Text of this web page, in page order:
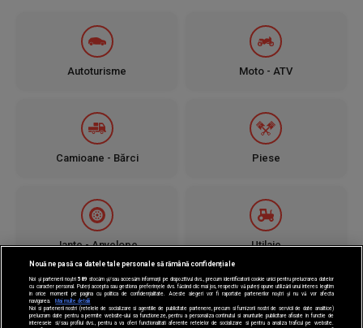
Autoturisme Moto - ATV
Camioane - Bărci Piese
Jante - Anvelope Utilaje
Nouă ne pasă ca datele tale personale să rămână confidențiale
Noi și partenerii noștri 589 stocăm și/sau accesăm informații pe dispozitivul dvs., precum identificatorii cookie unici pentru prelucrarea datelor
cu caracter personal. Puteți accepta sau gestiona preferințele dvs. făcând clic mai jos, respectiv vă puteți opune utilizării unui interes legitim
în orice moment pe pagina cu politica de confidențialitate. Aceste alegeri vor fi raportate partenerilor noștri și nu vă vor afecta
navigarea.
Mai multe detalii
Noi si partenerii nostri (retelele de socializare si agentiile de publicitate partenere, precum si furnizorii nostri de servicii de date analitice)
prelucram date pentru a permite website-ului sa functioneze, pentru a personaliza continutul si anunturile publicitare afisate in functie de
interesele si/sau profilul dvs., pentru a va oferi functionalitati aferente retelelor de socializare si pentru a analiza traficul pe website.